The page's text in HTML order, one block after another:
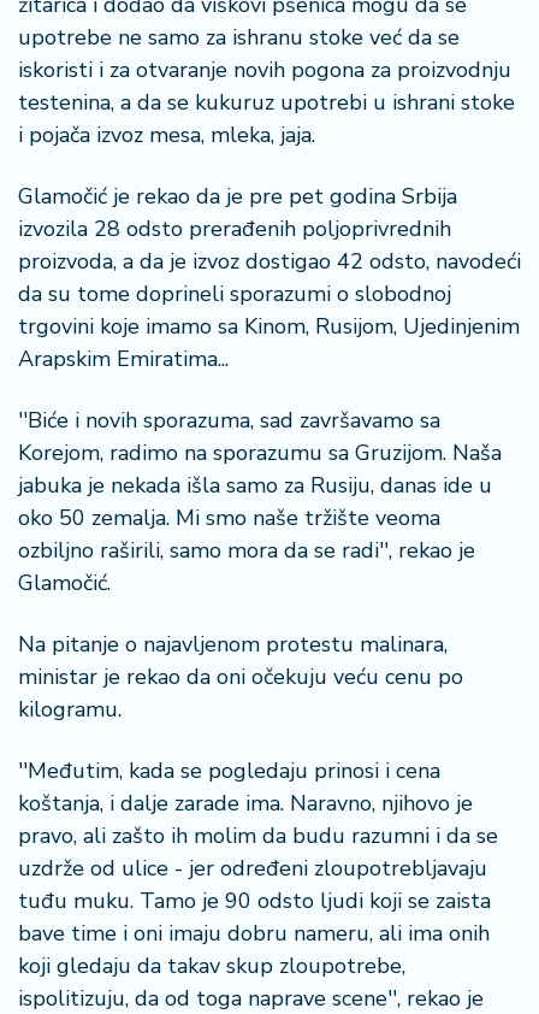
upotrebe ne samo za ishranu stoke već da se
iskoristi i za otvaranje novih pogona za proizvodnju
testenina, a da se kukuruz upotrebi u ishrani stoke
i pojača izvoz mesa, mleka, jaja.
Glamočić je rekao da je pre pet godina Srbija
izvozila 28 odsto prerađenih poljoprivrednih
proizvoda, a da je izvoz dostigao 42 odsto, navodeći
da su tome doprineli sporazumi o slobodnoj
trgovini koje imamo sa Kinom, Rusijom, Ujedinjenim
Arapskim Emiratima...
''Biće i novih sporazuma, sad završavamo sa
Korejom, radimo na sporazumu sa Gruzijom. Naša
jabuka je nekada išla samo za Rusiju, danas ide u
oko 50 zemalja. Mi smo naše tržište veoma
ozbiljno raširili, samo mora da se radi'', rekao je
Glamočić.
Na pitanje o najavljenom protestu malinara,
ministar je rekao da oni očekuju veću cenu po
kilogramu.
''Međutim, kada se pogledaju prinosi i cena
koštanja, i dalje zarade ima. Naravno, njihovo je
pravo, ali zašto ih molim da budu razumni i da se
uzdrže od ulice - jer određeni zloupotrebljavaju
tuđu muku. Tamo je 90 odsto ljudi koji se zaista
bave time i oni imaju dobru nameru, ali ima onih
koji gledaju da takav skup zloupotrebe,
ispolitizuju, da od toga naprave scene'', rekao je